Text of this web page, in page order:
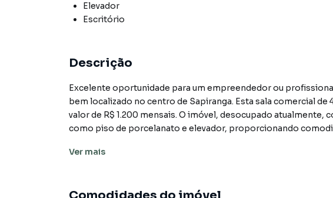
Elevador
Escritório
Descrição
Excelente oportunidade para um empreendedor ou
bem localizado no centro de Sapiranga. Esta sala comercial de
valor de R$ 1.200 mensais. O imóvel, desocupado atualmente,
como piso de porcelanato e elevador, proporcionando
A localização privilegiada no centro de Sapiranga oferece fácil
inquilino, podendo ser adaptado para escritório, consultório
Ver mais